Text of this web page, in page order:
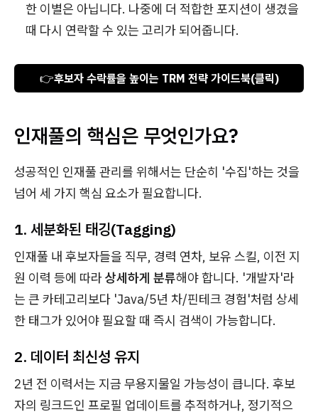
한 이별은 아닙니다. 나중에 더 적합한 포지션이 생겼을
때 다시 연락할 수 있는 고리가 되어줍니다.
👉후보자 수락률을 높이는 TRM 전략 가이드북(클릭)
인재풀의 핵심은 무엇인가요?
성공적인 인재풀 관리를 위해서는 단순히 '수집'하는 것을
넘어 세 가지 핵심 요소가 필요합니다.
1. 세분화된 태깅(Tagging)
인재풀 내 후보자들을 직무, 경력 연차, 보유 스킬, 이전 지
원 이력 등에 따라상세하게 분류해야 합니다. '개발자'라
는 큰 카테고리보다 'Java/5년 차/핀테크 경험'처럼 상세
한 태그가 있어야 필요할 때 즉시 검색이 가능합니다.
2. 데이터 최신성 유지
2년 전 이력서는 지금 무용지물일 가능성이 큽니다. 후보
자의 링크드인 프로필 업데이트를 추적하거나, 정기적으